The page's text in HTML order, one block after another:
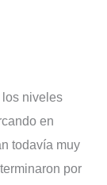
los niveles
en
todavía muy
por